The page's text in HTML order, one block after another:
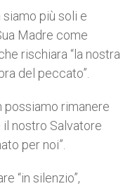
siamo più soli e
Madre come
rischiara “la nostra
del peccato”.
possiamo rimanere
il nostro Salvatore
per noi”.
“in silenzio”,